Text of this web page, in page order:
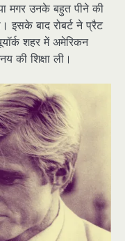
मगर उनके बहुत पीने की
इसके बाद रोबर्ट ने प्रैट
शहर में अमेरिकन
की शिक्षा ली।